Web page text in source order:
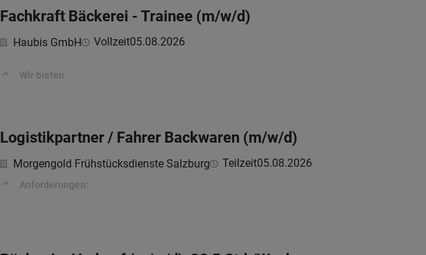
Fachkraft Bäckerei - Trainee (m/w/d)
Haubis GmbH Vollzeit05.08.2026
Wir bieten
Logistikpartner / Fahrer Backwaren (m/w/d)
Morgengold Frühstücksdienste Salzburg Teilzeit05.08.2026
Anforderungen: